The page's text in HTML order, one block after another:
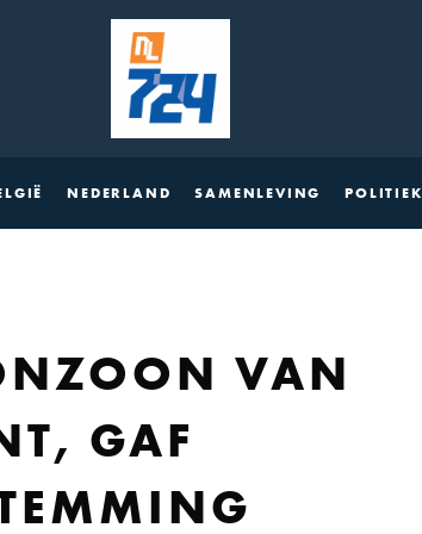
NEDERLAND SAMENLEVING POLITIEK
VAN
GAF